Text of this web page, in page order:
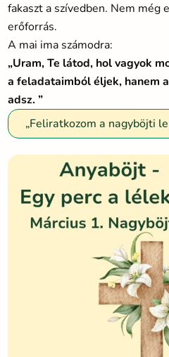
fakaszt a szívedben. Nem még
erőforrás.
A mai ima számodra:
„Uram, Te látod, hol vagyok
a feladataimból éljek, hanem
adsz. ”
„Feliratkozom a nagyböjti